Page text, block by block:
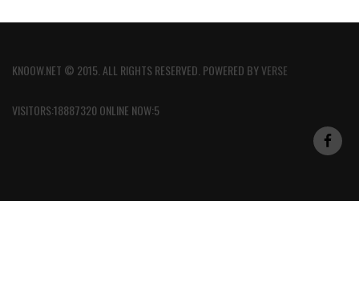
KNOOW.NET © 2015. ALL RIGHTS RESERVED. POWERED BYVERSE
VISITORS:18887320 ONLINE NOW:5